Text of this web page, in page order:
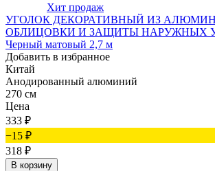
Хит продаж
УГОЛОК ДЕКОРАТИВНЫЙ ИЗ
ОБЛИЦОВКИ И ЗАЩИТЫ НАРУЖНЫХ
Черный матовый 2,7 м
Добавить в избранное
Китай
Анодированный алюминий
270 см
Цена
333 ₽
−15 ₽
318 ₽
В корзину